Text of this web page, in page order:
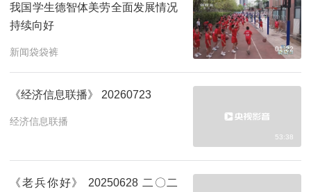
我国学生德智体美劳全面发展情况
持续向好
新闻袋袋裤 01:22
《经济信息联播》 20260723
经济信息联播
53:38
《老兵你好》 20250628 二〇二